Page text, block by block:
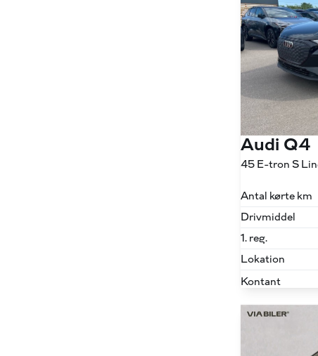
Audi Q4
Antal kørte km
Drivmiddel
1. reg.
Lokation
Kontant